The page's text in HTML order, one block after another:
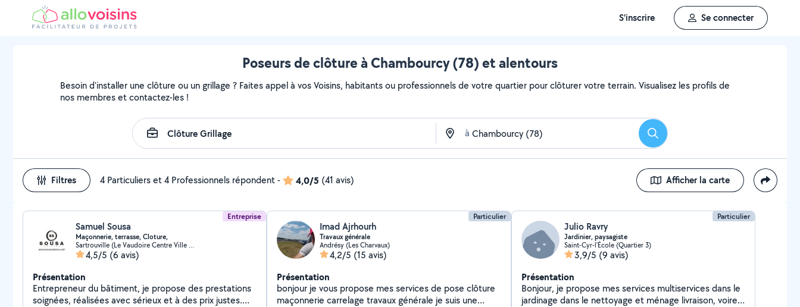
S'inscrire Se connecter
Poseurs de clôture à Chambourcy (78) et alentours
Besoin d'installer une clôture ou un grillage ? Faites appel à vos Voisins, habitants ou professionnels de votre quartier pour clôturer votre terrain. Visualisez les profils de
nos membres et contactez-les !
à Rechercher
Filtres 4 Particuliers et 4 Professionnels répondent- 4,0/5 (41 avis) Afficher la carte
Entreprise
Samuel Sousa
Maçonnerie, terrasse, Cloture,
Sartrouville (Le Vaudoire Centre Ville Nord)
4,5/5 (6 avis)
Présentation
Entrepreneur du bâtiment, je propose des prestations
soignées, réalisées avec sérieux et à des prix justes.
Particulier
Imad Ajrhourh
Travaux générale
Andrésy (Les Charvaux)
4,2/5 (15 avis)
Présentation
bonjour je vous propose mes services de pose clôture
maçonnerie carrelage travaux générale je suis une
Particulier
Julio Ravry
Jardinier, paysagiste
Saint-Cyr-l'École (Quartier 3)
3,9/5 (9 avis)
Présentation
Bonjour, je propose mes services multiservices dans le
jardinage dans le nettoyage et ménage livraison, voire